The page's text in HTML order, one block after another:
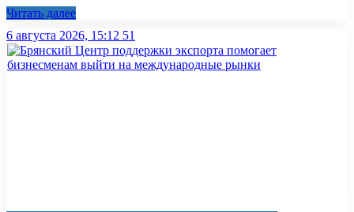
Читать далее
6 августа 2026, 15:12 51